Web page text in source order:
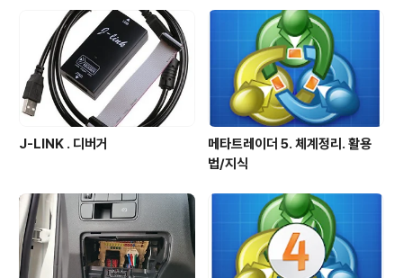
J-LINK . 디버거
메타트레이더 5. 체계정리. 활용
법/지식